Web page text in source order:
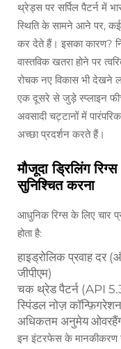
थ्रेड्स पर सर्पिल पैटर्न में
स्थिति के सामने आने पर,
कर देते हैं। इसका कारण?
वास्तविक खतरा होने पर
रोचक नए विकास भी
एक दूसरे से जुड़े स्प्लाइन
अवसादी चट्टानों में
अच्छा प्रदर्शन करते हैं।
मौजूदा ड्रिलिंग
सुनिश्चित करना
आधुनिक रिग्स के लिए चार
होता है:
हाइड्रोलिक प्रवाह दर
जीपीएम)
चक थ्रेड पैटर्न (API
स्पिंडल नोज़
अधिकतम अनुमेय
इन इंटरफेस के मानकीकरण